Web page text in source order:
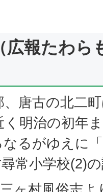
広報たわら
、唐古の北二
明治の初年
るがゆえに
常小学校(2)